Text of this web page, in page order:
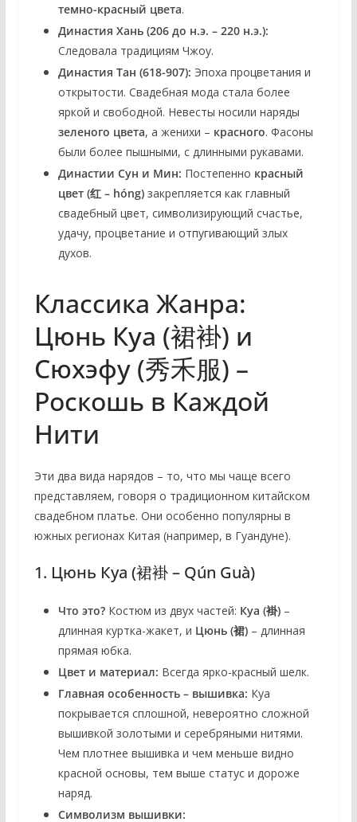
темно-красный цвета.
Династия Хань (206 до н.э. – 220 н.э.):
Следовала традициям Чжоу.
Династия Тан (618-907): Эпоха процветания и
открытости. Свадебная мода стала более
яркой и свободной. Невесты носили наряды
зеленого цвета, а женихи – красного. Фасоны
были более пышными, с длинными рукавами.
Династии Сун и Мин: Постепенно красный
цвет (红 – hóng)закрепляется как главный
свадебный цвет, символизирующий счастье,
удачу, процветание и отпугивающий злых
духов.
Классика Жанра:
Цюнь Куа (裙褂) и
Сюхэфу (秀禾服) –
Роскошь в Каждой
Нити
Эти два вида нарядов – то, что мы чаще всего
представляем, говоря о традиционном китайском
свадебном платье. Они особенно популярны в
южных регионах Китая (например, в Гуандуне).
1. Цюнь Куа (裙褂 – Qún Guà)
Что это?Костюм из двух частей: Куа (褂)–
длинная куртка-жакет, и Цюнь (裙)– длинная
прямая юбка.
Цвет и материал: Всегда ярко-красный шелк.
Главная особенность – вышивка: Куа
покрывается сплошной, невероятно сложной
вышивкой золотыми и серебряными нитями.
Чем плотнее вышивка и чем меньше видно
красной основы, тем выше статус и дороже
наряд.
Символизм вышивки: